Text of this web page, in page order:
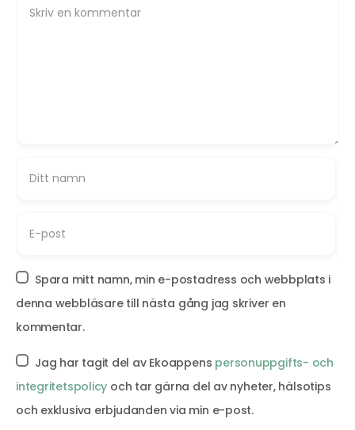
Spara mitt namn, min e-postadress och webbplats i
denna webbläsare till nästa gång jag skriver en
kommentar.
Jag har tagit del av Ekoappens personuppgifts- och
integritetspolicy och tar gärna del av nyheter, hälsotips
och exklusiva erbjudanden via min e-post.